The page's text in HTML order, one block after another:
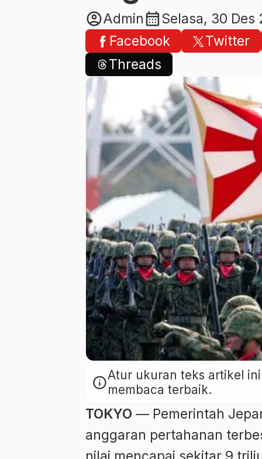
account_circleAdmincalendar_monthSelasa, 30 Des
Facebook
Twitter
Threads
infoAtur ukuran teks artikel
membaca terbaik.
TOKYO — Pemerintah
anggaran pertahanan